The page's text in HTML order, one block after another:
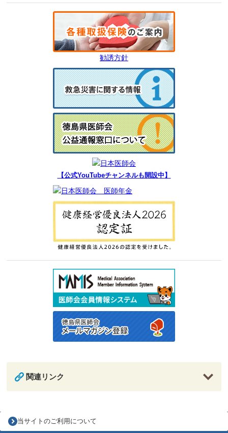
勧誘方針
【公式YouTubeチャンネルも開設中】
関連リンク
当サイトのご利用について